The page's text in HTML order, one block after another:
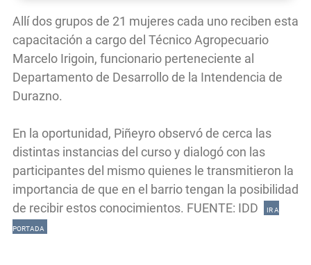
Allí dos grupos de 21 mujeres cada uno reciben esta
capacitación a cargo del Técnico Agropecuario
Marcelo Irigoin, funcionario perteneciente al
Departamento de Desarrollo de la Intendencia de
Durazno.
En la oportunidad, Piñeyro observó de cerca las
distintas instancias del curso y dialogó con las
participantes del mismo quienes le transmitieron la
importancia de que en el barrio tengan la posibilidad
de recibir estos conocimientos. FUENTE: IDD
IR A
PORTADA